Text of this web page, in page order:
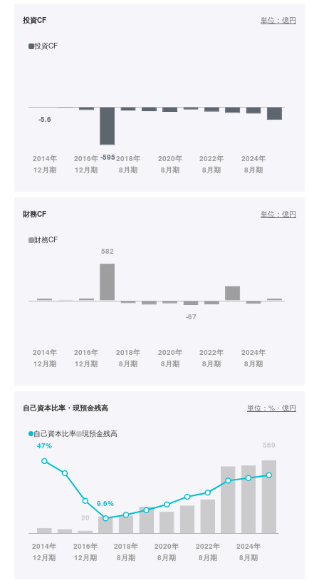
投資CF 単位： 億円
投資CF
財務CF 単位： 億円
財務CF
自己資本比率・現預金残高 単位： %・億円
自己資本比率 現預金残高